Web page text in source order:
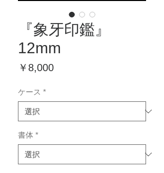
『象牙印鑑』
12mm
￥8,000価
ケース *
書体 *